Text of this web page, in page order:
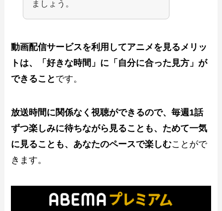
ましょう。
動画配信サービスを利用してアニメを見るメリッ
トは、「好きな時間」に「自分に合った見方」が
できること です。
放送時間に関係なく視聴ができるので、毎週1話
ずつ楽しみに待ちながら見ることも、ためて一気
に見ることも、あなたのペースで楽しむことがで
きます。